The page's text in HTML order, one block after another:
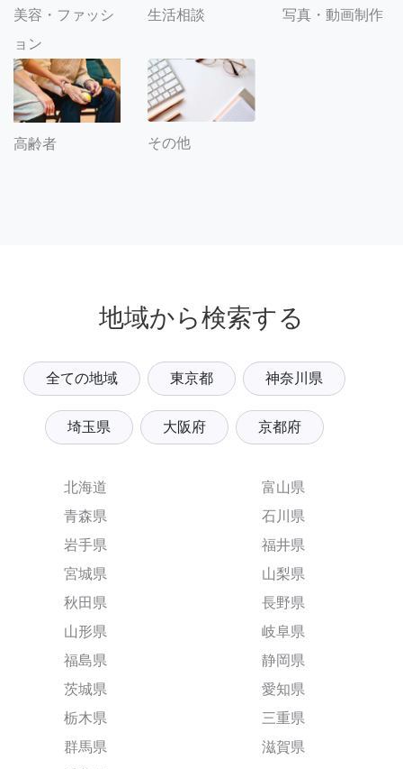
美容・ファッシ
ョン
生活相談 写真・動画制作
高齢者 その他
地域から検索する
全ての地域 東京都 神奈川県
埼玉県 大阪府 京都府
北海道
青森県
岩手県
宮城県
秋田県
山形県
福島県
茨城県
栃木県
群馬県
富山県
石川県
福井県
山梨県
長野県
岐阜県
静岡県
愛知県
三重県
滋賀県